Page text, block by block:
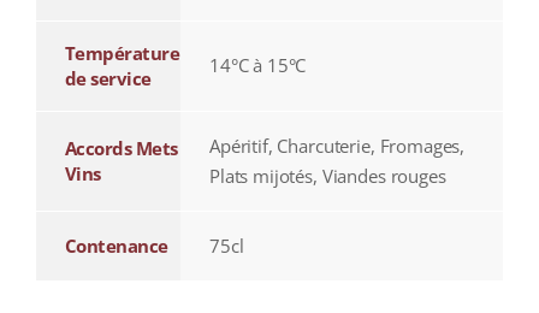
Température
de service
14°C à 15°C
Accords Mets
Vins
Apéritif, Charcuterie, Fromages,
Plats mijotés, Viandes rouges
Contenance 75cl